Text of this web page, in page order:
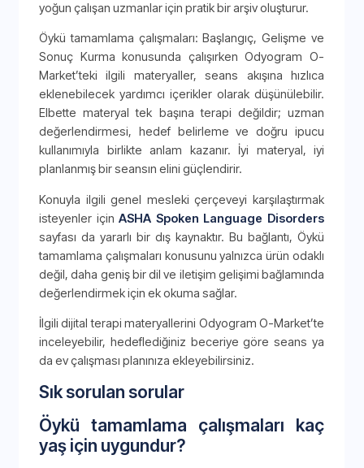
yoğun çalışan uzmanlar için pratik bir arşiv oluşturur.
Öykü tamamlama çalışmaları: Başlangıç, Gelişme ve
Sonuç Kurma konusunda çalışırken Odyogram O-
Market’teki ilgili materyaller, seans akışına hızlıca
eklenebilecek yardımcı içerikler olarak düşünülebilir.
Elbette materyal tek başına terapi değildir; uzman
değerlendirmesi, hedef belirleme ve doğru ipucu
kullanımıyla birlikte anlam kazanır. İyi materyal, iyi
planlanmış bir seansın elini güçlendirir.
Konuyla ilgili genel mesleki çerçeveyi karşılaştırmak
isteyenler içinASHA Spoken Language Disorders
sayfası da yararlı bir dış kaynaktır. Bu bağlantı, Öykü
tamamlama çalışmaları konusunu yalnızca ürün odaklı
değil, daha geniş bir dil ve iletişim gelişimi bağlamında
değerlendirmek için ek okuma sağlar.
İlgili dijital terapi materyallerini Odyogram O-Market’te
inceleyebilir, hedeflediğiniz beceriye göre seans ya
da ev çalışması planınıza ekleyebilirsiniz.
Sık sorulan sorular
Öykü tamamlama çalışmaları kaç
yaş için uygundur?